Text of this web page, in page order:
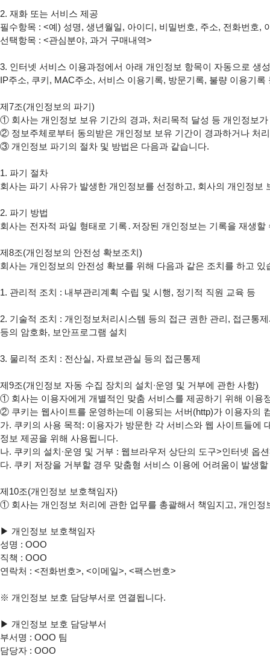
2. 재화 또는 서비스 제공
필수항목 : <예) 성명, 생년월일, 아이디, 비밀번호, 주소, 전화번호
선택항목 : <관심분야, 과거 구매내역>
3. 인터넷 서비스 이용과정에서 아래 개인정보 항목이 자동으로 생
IP주소, 쿠키, MAC주소, 서비스 이용기록, 방문기록, 불량 이용기록
제7조(개인정보의 파기)
① 회사는 개인정보 보유 기간의 경과, 처리목적 달성 등 개인정보
② 정보주체로부터 동의받은 개인정보 보유 기간이 경과하거나 처
③ 개인정보 파기의 절차 및 방법은 다음과 같습니다.
1. 파기 절차
회사는 파기 사유가 발생한 개인정보를 선정하고, 회사의 개인정
2. 파기 방법
회사는 전자적 파일 형태로 기록․저장된 개인정보는 기록을 재생
제8조(개인정보의 안전성 확보조치)
회사는 개인정보의 안전성 확보를 위해 다음과 같은 조치를 하고 있
1. 관리적 조치 : 내부관리계획 수립 및 시행, 정기적 직원 교육 등
2. 기술적 조치 : 개인정보처리시스템 등의 접근 권한 관리, 접근통
등의 암호화, 보안프로그램 설치
3. 물리적 조치 : 전산실, 자료보관실 등의 접근통제
제9조(개인정보 자동 수집 장치의 설치∙운영 및 거부에 관한 사항)
① 회사는 이용자에게 개별적인 맞춤 서비스를 제공하기 위해 이용
② 쿠키는 웹사이트를 운영하는데 이용되는 서버(http)가 이용자의
가. 쿠키의 사용 목적: 이용자가 방문한 각 서비스와 웹 사이트들에
정보 제공을 위해 사용됩니다.
나. 쿠키의 설치∙운영 및 거부 : 웹브라우저 상단의 도구>인터넷
다. 쿠키 저장을 거부할 경우 맞춤형 서비스 이용에 어려움이 발생
제10조(개인정보 보호책임자)
① 회사는 개인정보 처리에 관한 업무를 총괄해서 책임지고, 개인
▶ 개인정보 보호책임자
성명 : OOO
직책 : OOO
연락처 : <전화번호>, <이메일>, <팩스번호>
※ 개인정보 보호 담당부서로 연결됩니다.
▶ 개인정보 보호 담당부서
부서명 : OOO 팀
담당자 : OOO